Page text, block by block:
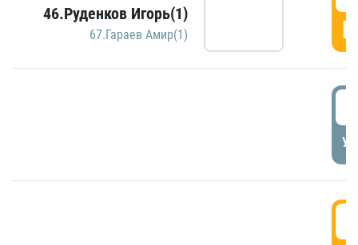
46.Руденков Игорь(1)
67.Гараев Амир(1)